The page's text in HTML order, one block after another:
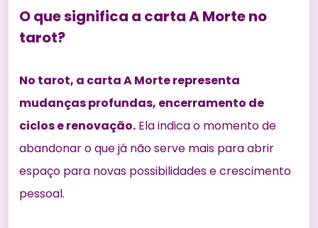
O que significa a carta A Morte no
tarot?
No tarot, a carta A Morte representa
mudanças profundas, encerramento de
ciclos e renovação. Ela indica o momento de
abandonar o que já não serve mais para abrir
espaço para novas possibilidades e crescimento
pessoal.